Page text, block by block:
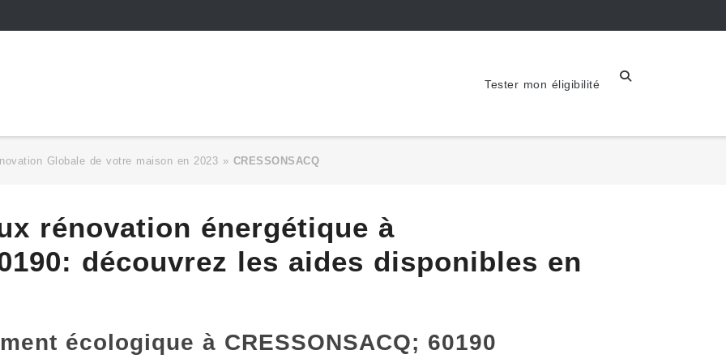
Tester mon éligibilité
Globale de votre maison en 2023 » CRESSONSACQ
rénovation énergétique à
découvrez les aides disponibles en
écologique à CRESSONSACQ; 60190